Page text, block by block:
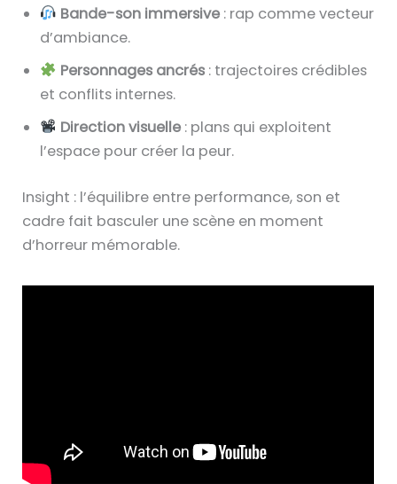
Bande-son immersive: rap comme vecteur
d’ambiance.
Personnages ancrés: trajectoires crédibles
et conflits internes.
Direction visuelle: plans qui exploitent
l’espace pour créer la peur.
Insight : l’équilibre entre performance, son et
cadre fait basculer une scène en moment
d’horreur mémorable.